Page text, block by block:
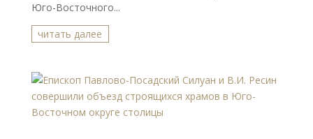
Юго-Восточного...
читать далее